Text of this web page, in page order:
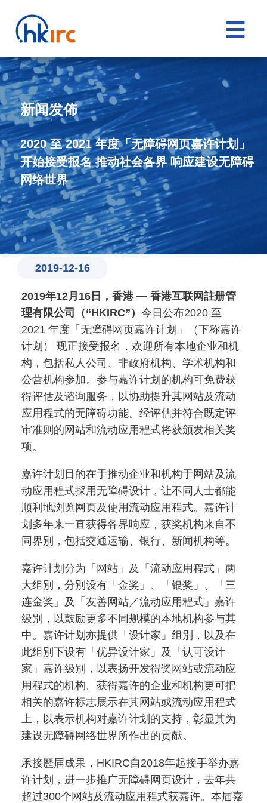

新闻发佈
2020 至 2021 年度「无障碍网页嘉许计划」
开始接受报名 推动社会各界 响应建设无障碍
网络世界
2019-12-16
2019年12月 16 日，香港 — 香港互联网註册管
理有限公司（“HKIRC”） 今日公布2020 至
2021 年度「无障碍网页嘉许计划」（下称嘉许
计划） 现正接受报名，欢迎所有本地企业和机
构，包括私人公司、非政府机构、学术机构和
公营机构参加。参与嘉许计划的机构可免费获
得评估及谘询服务，以协助提升其网站及流动
应用程式的无障碍功能。经评估并符合既定评
审准则的网站和流动应用程式将获颁发相关奖
项。
嘉许计划目的在于推动企业和机构于网站及流
动应用程式採用无障碍设计，让不同人士都能
顺利地浏览网页及使用流动应用程式。嘉许计
划多年来一直获得各界响应，获奖机构来自不
同界別，包括交通运输、银行、新闻机构等。
嘉许计划分为「网站」及「流动应用程式」两
大组別，分別设有「金奖」、「银奖」、「三
连金奖」及「友善网站／流动应用程式」嘉许
级別，以鼓励更多不同规模的本地机构参与其
中。嘉许计划亦提供「设计家」组別，以及在
此组別下设有「优异设计家」及「认可设计
家」嘉许级別，以表扬开发得奖网站或流动应
用程式的机构。获得嘉许的企业和机构更可把
相关的嘉许标志展示在其网站或流动应用程式
上，以表示机构对嘉许计划的支持，彰显其为
建设无障碍网络世界所作出的贡献。
承接歷届成果，HKIRC自2018年起接手举办嘉
许计划，进一步推广无障碍网页设计，去年共
超过300个网站及流动应用程式获嘉许。本届嘉